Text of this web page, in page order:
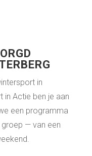
in
in Actie ben je aan
een programma
— van een